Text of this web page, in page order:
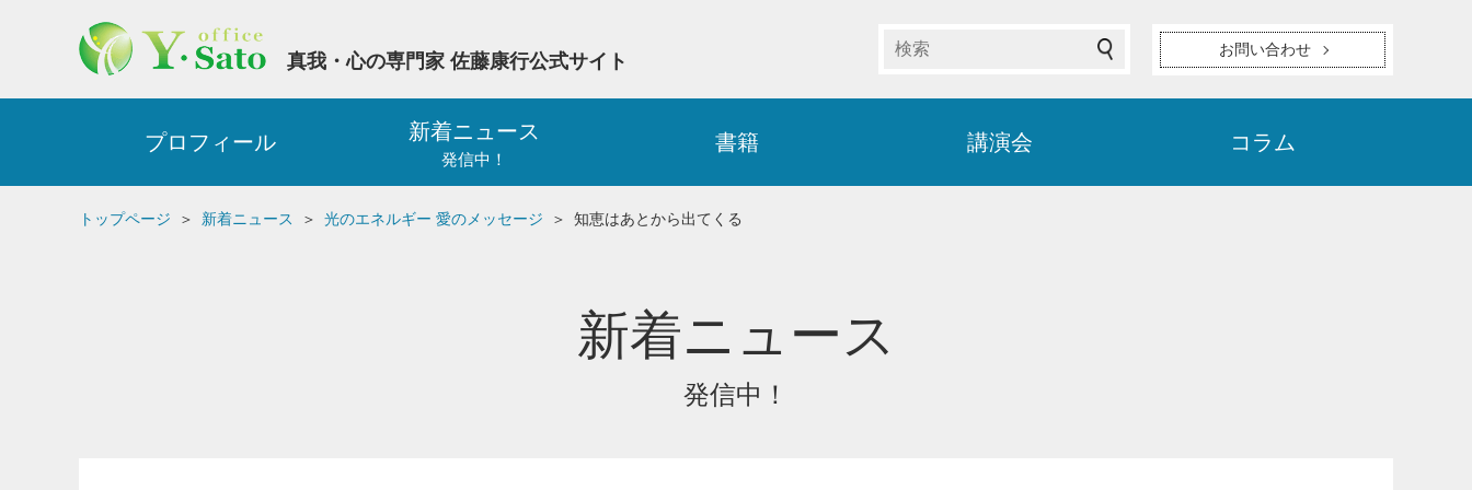
真我・心の専門家 佐藤康行公式サイト
お問い合わせ
プロフィール 新着ニュース
発信中！
書籍 講演会 コラム
トップページ 新着ニュース 光のエネルギー 愛のメッセージ 知恵はあとから出てくる
新着ニュース
発信中！